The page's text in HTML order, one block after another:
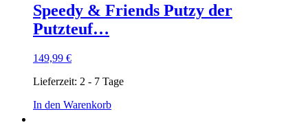
Speedy & Friends Putzy der
Putzteuf…
149,99 €
Lieferzeit: 2 - 7 Tage
In den Warenkorb